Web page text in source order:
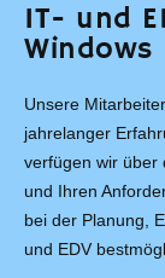
IT- und
Windows
Unsere
jahrelanger
verfügen wir über
und Ihren
bei der Planung,
und EDV